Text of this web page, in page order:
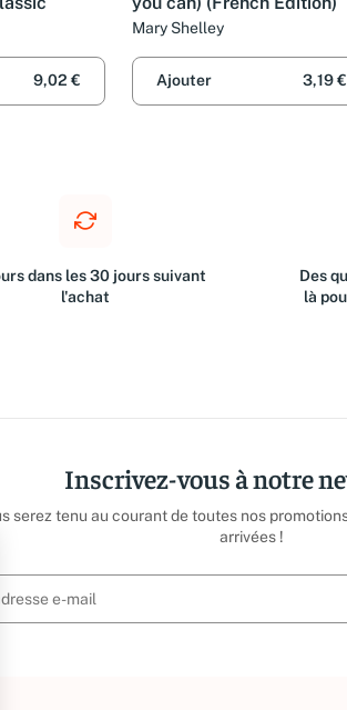
9,02 €
Mary Shelley
Ajouter 3,19 €
dans les 30 jours suivant
l'achat
Des
là
Inscrivez-vous à notre
serez tenu au courant de toutes nos
arrivées !